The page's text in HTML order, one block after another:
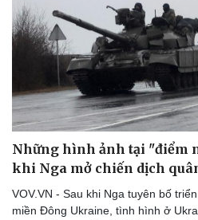
Những hình ảnh tại "điểm
khi Nga mở chiến dịch
VOV.VN - Sau khi Nga tuyên bố
miền Đông Ukraine, tình hình ở